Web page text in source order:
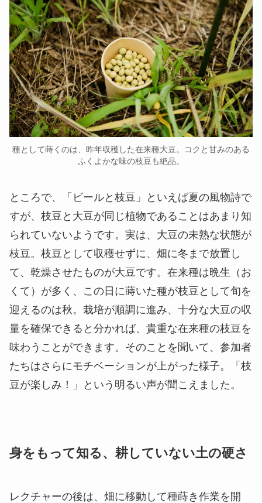
種として蒔くのは、昨年収穫した在来種大豆。コクと甘みのある
ふくよかな味の枝豆も絶品。
ところで、「ビールと枝豆」といえば夏の風物詩で
すが、枝豆と大豆が同じ植物であることはあまり知
られていないようです。実は、大豆の未熟な状態が
枝豆。枝豆として収穫せずに、畑に冬まで放置し
て、乾燥させたものが大豆です。在来種は晩生（お
くて）が多く、この日に蒔いた種が枝豆として旬を
迎えるのは秋。栽培が順調に進み、十分な大豆の収
量を確保できると分かれば、貴重な在来種の枝豆を
味わうことができます。そのことを聞いて、参加者
たちはさらにモチベーションが上がった様子。「枝
豆が楽しみ！」という明るい声が聞こえました。
身をもって知る、耕していない土の硬さ
レクチャーの後は、畑に移動して種蒔き作業を開